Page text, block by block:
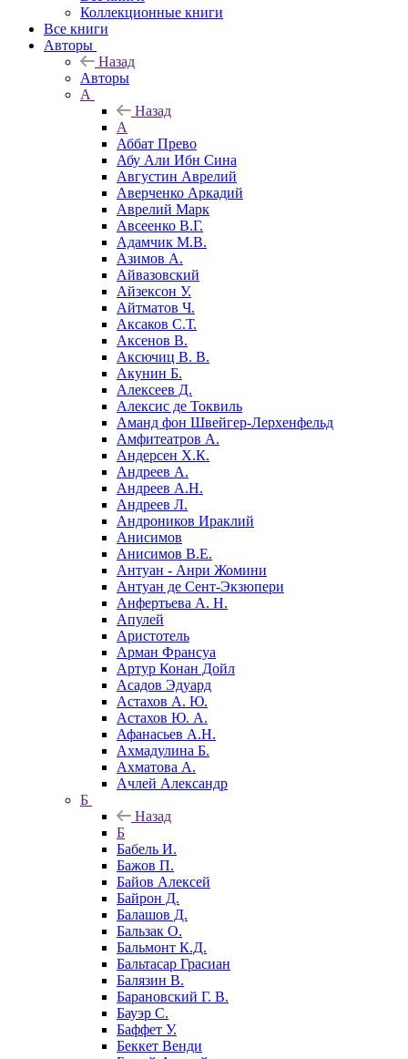
Коллекционные книги
Все книги
Авторы
Назад
Авторы
А
Назад
А
Аббат Прево
Абу Али Ибн Сина
Августин Аврелий
Аверченко Аркадий
Аврелий Марк
Авсеенко В.Г.
Адамчик М.В.
Азимов А.
Айвазовский
Айзексон У.
Айтматов Ч.
Аксаков С.Т.
Аксенов В.
Аксючиц В. В.
Акунин Б.
Алексеев Д.
Алексис де Токвиль
Аманд фон Швейгер-Лерхенфельд
Амфитеатров А.
Андерсен Х.К.
Андреев А.
Андреев А.Н.
Андреев Л.
Андроников Ираклий
Анисимов
Анисимов В.Е.
Антуан - Анри Жомини
Антуан де Сент-Экзюпери
Анфертьева А. Н.
Апулей
Аристотель
Арман Франсуа
Артур Конан Дойл
Асадов Эдуард
Астахов А. Ю.
Астахов Ю. А.
Афанасьев А.Н.
Ахмадулина Б.
Ахматова А.
Ачлей Александр
Б
Назад
Б
Бабель И.
Бажов П.
Байов Алексей
Байрон Д.
Балашов Д.
Бальзак О.
Бальмонт К.Д.
Бальтасар Грасиан
Балязин В.
Барановский Г. В.
Бауэр С.
Баффет У.
Беккет Венди